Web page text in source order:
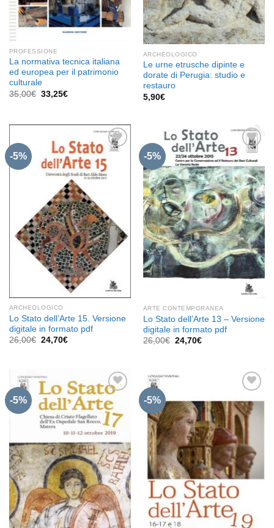
PROFESSIONE
La normativa tecnica italiana
ed europea per il patrimonio
culturale
35,00€ Il
prezzo
35,00€.
33,25€Il
33,25€.
ARCHEOLOGICO
Le urne etrusche dipinte e
dorate di Perugia: studio e
restauro
5,90€
-5%
Aggiungi
desideri
ARCHEOLOGICO
Lo Stato dell’Arte 15. Versione
digitale in formato pdf
26,00€ Il
24,70€Il
-5%
Aggiungi
alla lista
dei
desideri
ARTE CONTEMPORANEA
Lo Stato dell’Arte 13 – Versione
digitale in formato pdf
26,00€ Il
24,70€Il
-5%
Aggiungi
alla lista
desideri
-5%
Aggiungi
alla lista
dei
desideri